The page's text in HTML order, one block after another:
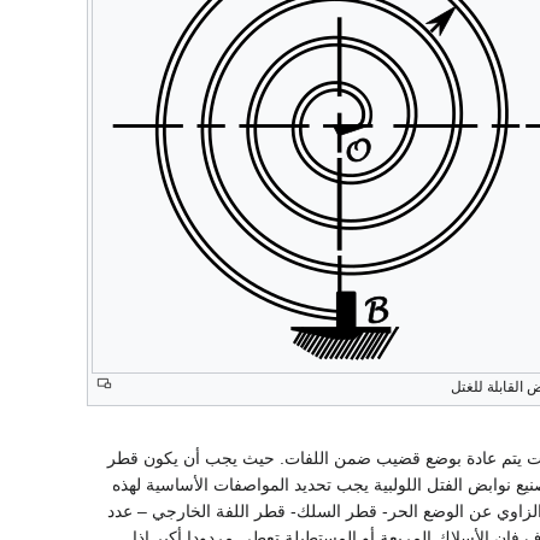
القابلة للغتل
يتم عادة بوضع قضيب ضمن اللفات. حيث يجب أن يكون قطر
تصنيع نوابض الفتل اللولبية يجب تحديد المواصفات الأساسية لهذه
الزاوي عن الوضع الحر- قطر السلك- قطر اللفة الخارجي – عدد